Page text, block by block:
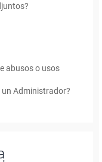
abusos o usos
Administrador?